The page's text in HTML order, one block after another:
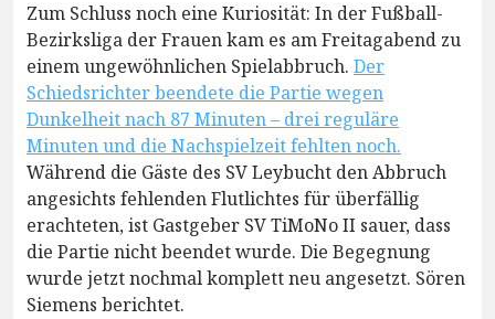
Zum Schluss noch eine Kuriosität: In der Fußball-
Bezirksliga der Frauen kam es am Freitagabend zu
einem ungewöhnlichen Spielabbruch. Der
Schiedsrichter beendete die Partie wegen
Dunkelheit nach 87 Minuten – drei reguläre
Minuten und die Nachspielzeit fehlten noch.
Während die Gäste des SV Leybucht den Abbruch
angesichts fehlenden Flutlichtes für überfällig
erachteten, ist Gastgeber SV TiMoNo II sauer, dass
die Partie nicht beendet wurde. Die Begegnung
wurde jetzt nochmal komplett neu angesetzt. Sören
Siemens berichtet.